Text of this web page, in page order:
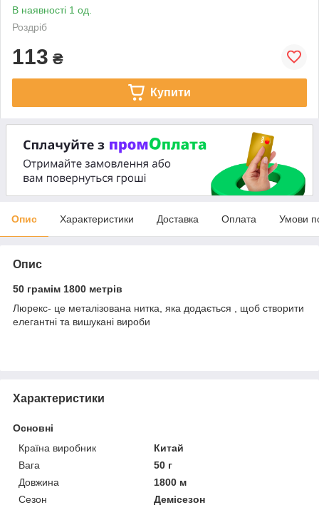
В наявності 1 од.
Роздріб
113 ₴
Купити
Опис Характеристики Доставка Оплата Умови
Опис
50 грамім 1800 метрів
Люрекс- це металізована нитка, яка додається , щоб створити
елегантні та вишукані вироби
Характеристики
Основні
Країна виробник
Китай
Вага
50 г
Довжина
1800 м
Сезон
Демісезон